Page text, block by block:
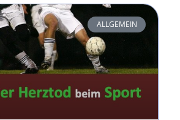
ALLGEMEIN